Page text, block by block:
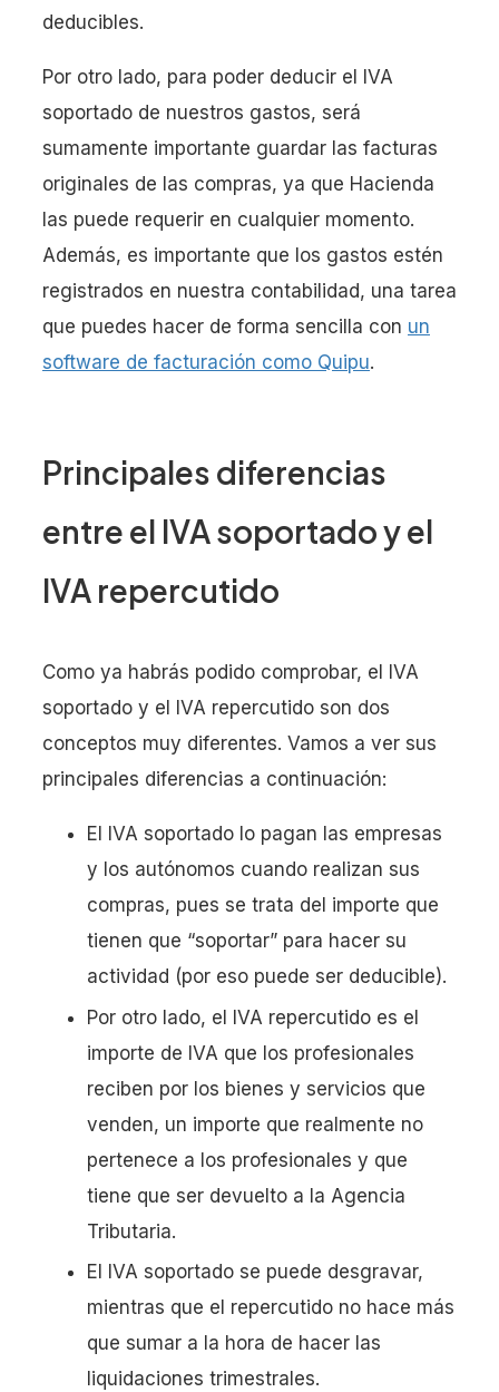
deducibles.
Por otro lado, para poder deducir el IVA
soportado de nuestros gastos, será
sumamente importante guardar las facturas
originales de las compras, ya que Hacienda
las puede requerir en cualquier momento.
Además, es importante que los gastos estén
registrados en nuestra contabilidad, una tarea
que puedes hacer de forma sencilla con un
software de facturación como Quipu.
Principales diferencias
entre el IVA soportado y el
IVA repercutido
Como ya habrás podido comprobar, el IVA
soportado y el IVA repercutido son dos
conceptos muy diferentes. Vamos a ver sus
principales diferencias a continuación:
El IVA soportado lo pagan las empresas
y los autónomos cuando realizan sus
compras, pues se trata del importe que
tienen que “soportar” para hacer su
actividad (por eso puede ser deducible).
Por otro lado, el IVA repercutido es el
importe de IVA que los profesionales
reciben por los bienes y servicios que
venden, un importe que realmente no
pertenece a los profesionales y que
tiene que ser devuelto a la Agencia
Tributaria.
El IVA soportado se puede desgravar,
mientras que el repercutido no hace más
que sumar a la hora de hacer las
liquidaciones trimestrales.